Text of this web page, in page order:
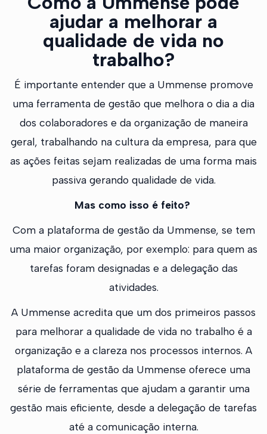
ajudar a melhorar a
qualidade de vida no
trabalho?
É importante entender que a Ummense promove
uma ferramenta de gestão que melhora o dia a dia
dos colaboradores e da organização de maneira
geral, trabalhando na cultura da empresa, para que
as ações feitas sejam realizadas de uma forma mais
passiva gerando qualidade de vida.
Mas como isso é feito?
Com a plataforma de gestão da Ummense, se tem
uma maior organização, por exemplo: para quem as
tarefas foram designadas e a delegação das
atividades.
A Ummense acredita que um dos primeiros passos
para melhorar a qualidade de vida no trabalho é a
organização e a clareza nos processos internos. A
plataforma de gestão da Ummense oferece uma
série de ferramentas que ajudam a garantir uma
gestão mais eficiente, desde a delegação de tarefas
até a comunicação interna.